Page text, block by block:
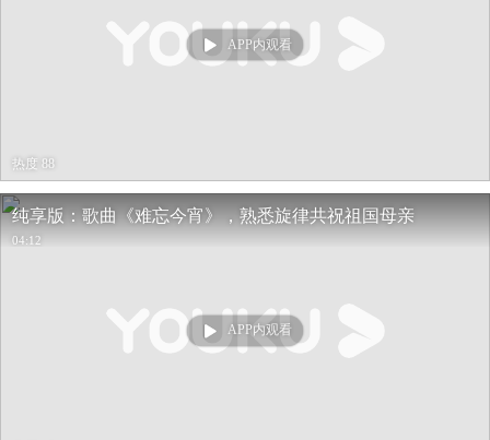
APP内观看
热度 88
纯享版：歌曲《难忘今宵》，熟悉旋律共祝祖国母亲
04:12
APP内观看